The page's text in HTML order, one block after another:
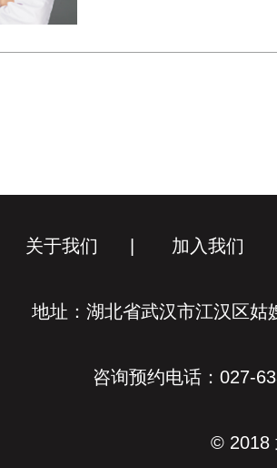
关于我们 加入我们
地址：湖北省武汉市江汉区姑
咨询预约电话：027-
© 2018